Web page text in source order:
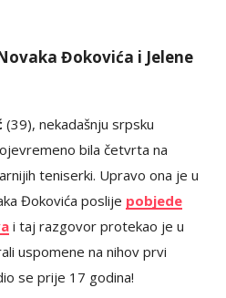
Đokovića i Jelene
(39), nekadašnju srpsku
bila četvrta na
teniserki. Upravo ona je u
Đokovića poslije pobjede
i taj razgovor protekao je u
uspomene na nihov prvi
se prije 17 godina!